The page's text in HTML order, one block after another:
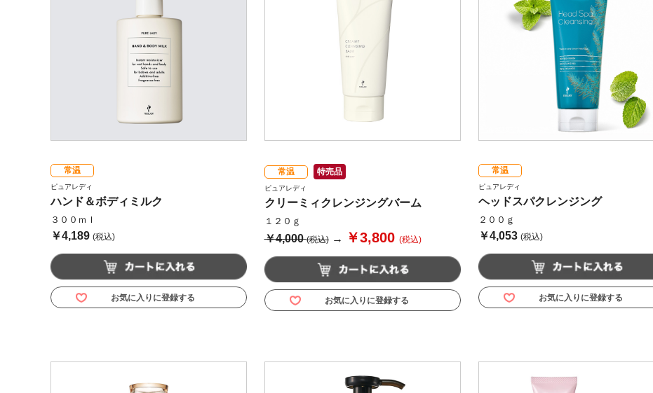
常温
ピュアレディ
ハンド＆ボディミルク
３００ｍｌ
￥4,189 (税込)
お気に入りに登録する
常温 特売品
ピュアレディ
クリーミィクレンジングバーム
１２０ｇ
￥4,000(税込)→ ￥3,800 (税込)
お気に入りに登録する
常温
ピュアレディ
ヘッドスパクレンジング
２００ｇ
￥4,053 (税込)
お気に入りに登録する